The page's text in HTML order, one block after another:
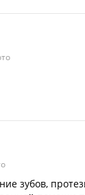
зубов,